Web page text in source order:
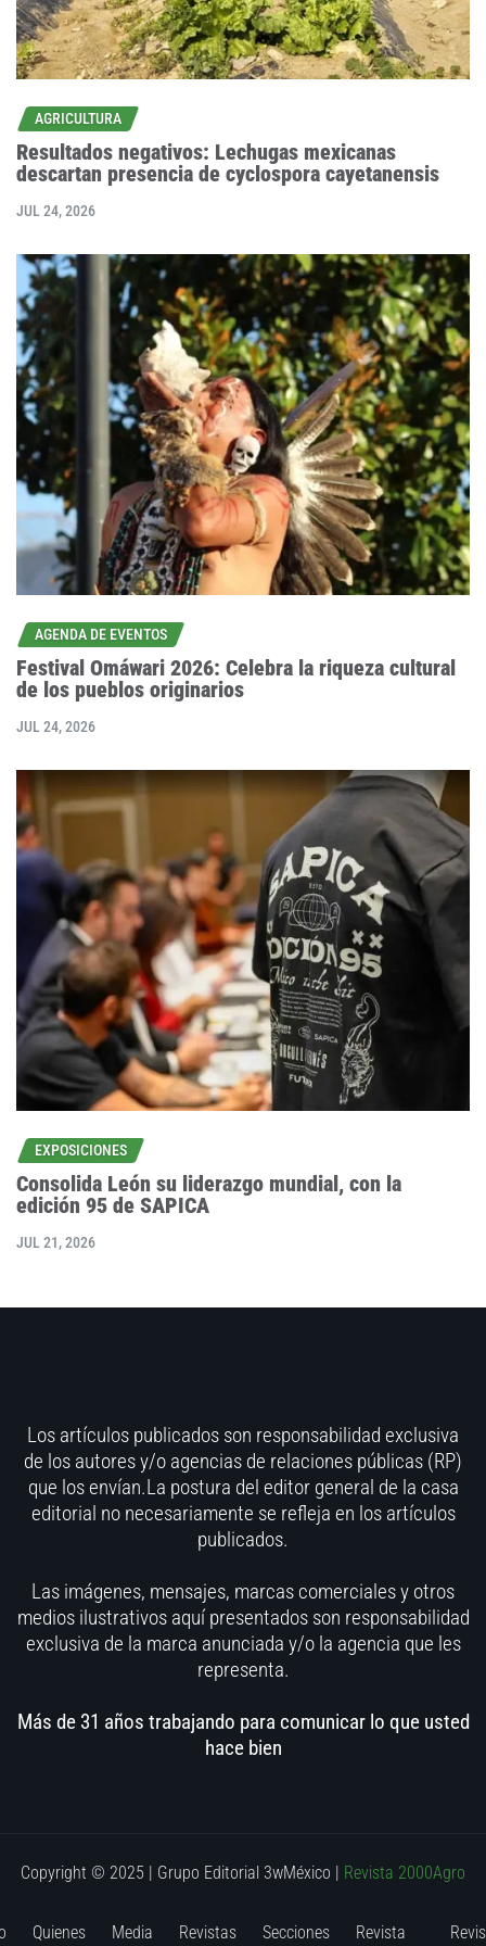
AGRICULTURA
Resultados negativos: Lechugas mexicanas
descartan presencia de cyclospora cayetanensis
JUL 24, 2026
AGENDA DE EVENTOS
Festival Omáwari 2026: Celebra la riqueza cultural
de los pueblos originarios
JUL 24, 2026
EXPOSICIONES
Consolida León su liderazgo mundial, con la
edición 95 de SAPICA
JUL 21, 2026
Los artículos publicados son responsabilidad exclusiva
de los autores y/o agencias de relaciones públicas (RP)
que los envían.La postura del editor general de la casa
editorial no necesariamente se refleja en los artículos
publicados.
Las imágenes, mensajes, marcas comerciales y otros
medios ilustrativos aquí presentados son responsabilidad
exclusiva de la marca anunciada y/o la agencia que les
representa.
Más de 31 años trabajando para comunicar lo que usted
hace bien
Copyright © 2025 | Grupo Editorial 3wMéxico | Revista 2000Agro
Quienes
Media
Revistas Secciones
Revista